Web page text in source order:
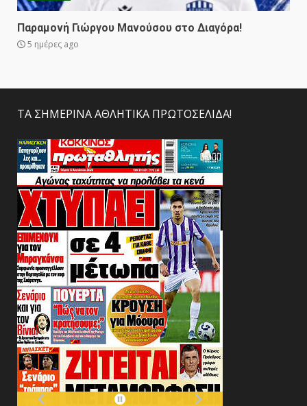
Παραμονή Γιώργου Μανούσου στο Διαγόρα!
5 ημέρες ago
ΤΑ ΣΗΜΕΡΙΝΑ ΑΘΛΗΤΙΚΑ ΠΡΩΤΟΣΕΛΙΔΑ!